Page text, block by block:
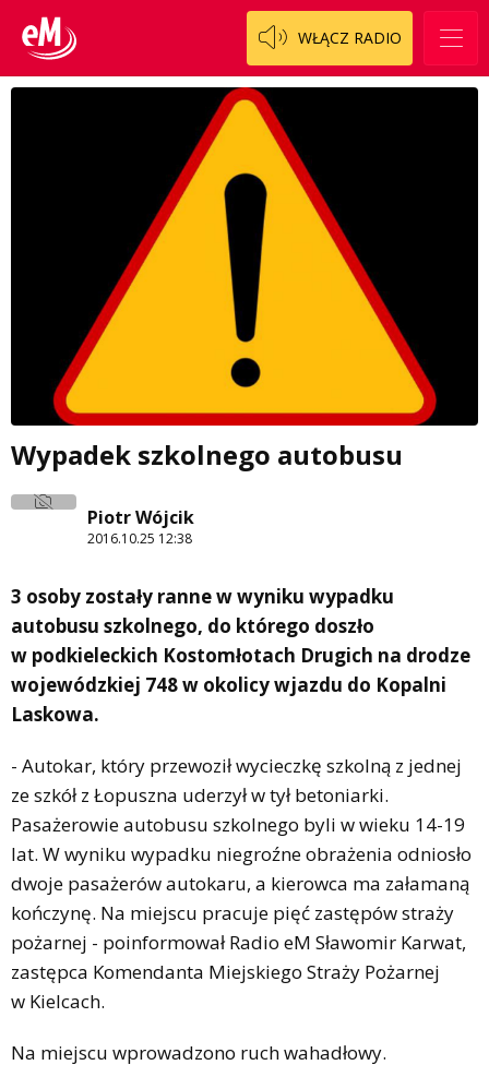
WŁĄCZ RADIO
Wypadek szkolnego autobusu
Piotr Wójcik
2016.10.25 12:38
3 osoby zostały ranne w wyniku wypadku
autobusu szkolnego, do którego doszło
w podkieleckich Kostomłotach Drugich na drodze
wojewódzkiej 748 w okolicy wjazdu do Kopalni
Laskowa.
- Autokar, który przewoził wycieczkę szkolną z jednej
ze szkół z Łopuszna uderzył w tył betoniarki.
Pasażerowie autobusu szkolnego byli w wieku 14-19
lat. W wyniku wypadku niegroźne obrażenia odniosło
dwoje pasażerów autokaru, a kierowca ma załamaną
kończynę. Na miejscu pracuje pięć zastępów straży
pożarnej - poinformował Radio eM Sławomir Karwat,
zastępca Komendanta Miejskiego Straży Pożarnej
w Kielcach.
Na miejscu wprowadzono ruch wahadłowy.